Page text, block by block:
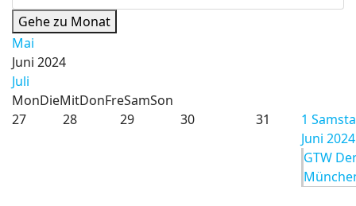
Gehe zu Monat
Mai
Juni 2024
Juli
MonDieMitDonFreSamSon
27
28 29 30 31 1
Juni 2024
GTW